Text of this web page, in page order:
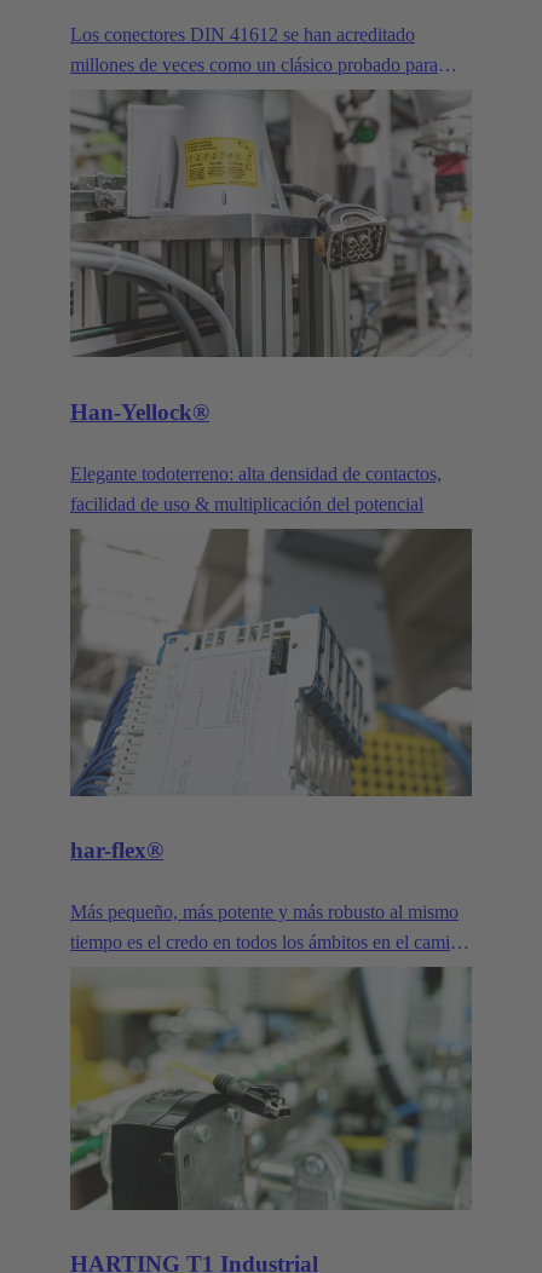
Los conectores DIN 41612 se han acreditado
millones de veces como un clásico probado para
conectar placas de circuitos y redes troncales. Los
clientes de HARTING alaban su robustez y los
avances y optimizaciones continuos. Nuestros
conectores de pines DIN 41612 y sus variantes se
mejoran y perfeccionan constantemente para
satisfacer las necesidades de nuestros clientes. Las
tres familias principales de productos de la serie DIN
41612 son los conectores de potencia, los conectores
de señales y los productos correspondientes en la
Han-Yellock®
Elegante todoterreno: alta densidad de contactos,
facilidad de uso & multiplicación del potencial
har-flex®
Más pequeño, más potente y más robusto al mismo
tiempo es el credo en todos los ámbitos en el camino
hacia la Industria 4.0. El diseño miniaturizado y la
alta variabilidad del conector PCB har-flex® ofrecen
a los fabricantes de dispositivos una tecnología de
conexión fácilmente ampliable que les permite
satisfacer las exigencias de la miniaturización. Señal,
datos y alimentación: los conectores para placas de
circuito impreso har-flex® ofrecen una amplia gama
de soluciones de conexión para placas de circuito
impreso, con diversos diseños y números de polos.
HARTING T1 Industrial